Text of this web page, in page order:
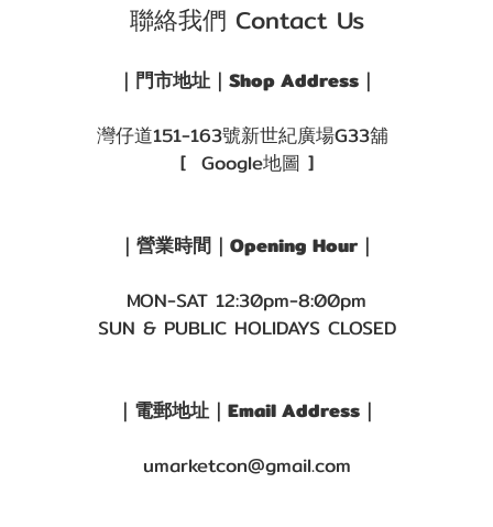
聯絡我們 Contact Us
｜門市地址｜Shop Address｜
灣仔道151-163號新世紀廣場G33舖
[ Google地圖 ]
｜營業時間｜Opening Hour｜
MON-SAT 12:30pm-8:00pm
SUN & PUBLIC HOLIDAYS CLOSED
｜電郵地址｜Email Address｜
umarketcon@gmail.com